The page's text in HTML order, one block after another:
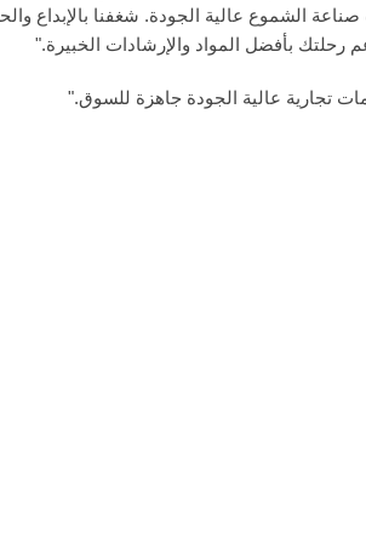
صناعة الشموع عالية الجودة. شغفنا
رحلتك بأفضل المواد والإرشادات الخبيرة."
تجارية عالية الجودة جاهزة للسوق."